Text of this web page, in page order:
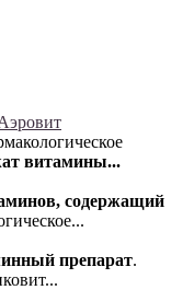
витамины...
содержащий
препарат.